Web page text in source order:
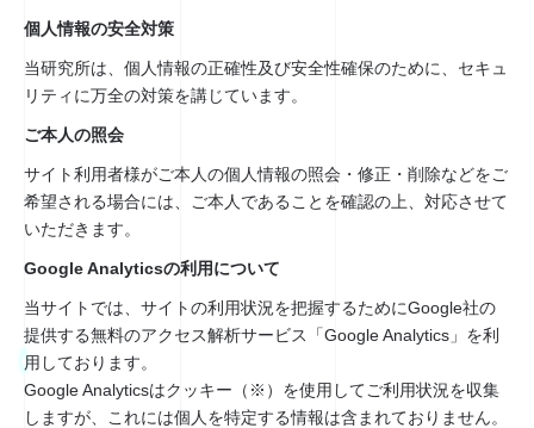
個人情報の安全対策
当研究所は、個人情報の正確性及び安全性確保のために、セキュ
リティに万全の対策を講じています。
ご本人の照会
サイト利用者様がご本人の個人情報の照会・修正・削除などをご
希望される場合には、ご本人であることを確認の上、対応させて
いただきます。
Google Analyticsの利用について
当サイトでは、サイトの利用状況を把握するためにGoogle社の
提供する無料のアクセス解析サービス「Google Analytics」を利
用しております。
Google Analyticsはクッキー（※）を使用してご利用状況を収集
しますが、これには個人を特定する情報は含まれておりません。